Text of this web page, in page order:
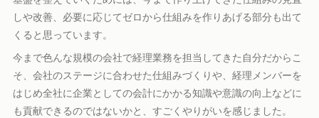
しや改善、必要に応じてゼロから仕組みを作りあげる部分も出て
くると思っています。
今まで色んな規模の会社で経理業務を担当してきた自分だからこ
そ、会社のステージに合わせた仕組みづくりや、経理メンバーを
はじめ全社に企業としての会計にかかる知識や意識の向上などに
も貢献できるのではないかと、すごくやりがいを感じました。